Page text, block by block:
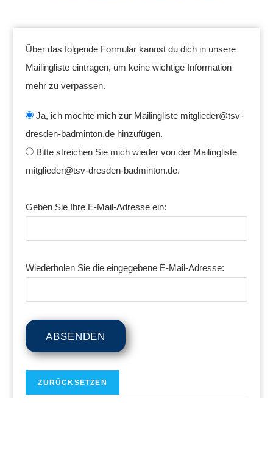
Über das folgende Formular kannst du dich in unsere
Mailingliste eintragen, um keine wichtige Information
mehr zu verpassen.
Ja, ich möchte mich zur Mailingliste mitglieder@tsv-
dresden-badminton.de hinzufügen.
Bitte streichen Sie mich wieder von der Mailingliste
mitglieder@tsv-dresden-badminton.de.
Geben Sie Ihre E-Mail-Adresse ein:
Wiederholen Sie die eingegebene E-Mail-Adresse: